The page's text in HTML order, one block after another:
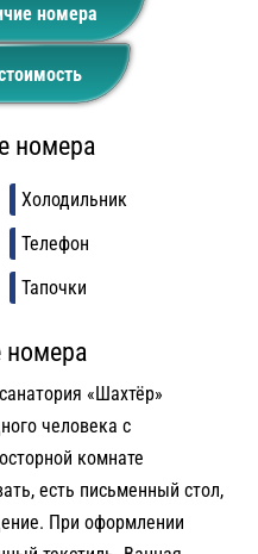
номера
номера
Холодильник
Телефон
Тапочки
номера
«Шахтёр»
человека с
комнате
есть письменный стол,
При оформлении